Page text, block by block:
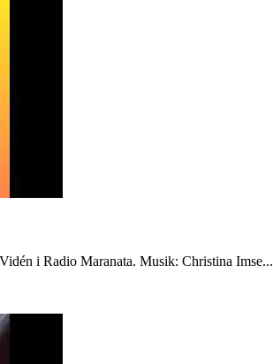
i Radio Maranata. Musik: Christina Imse...